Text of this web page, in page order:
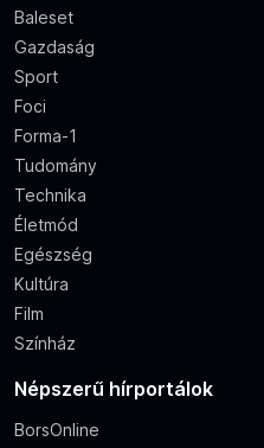
Baleset
Gazdaság
Sport
Foci
Forma-1
Tudomány
Technika
Életmód
Egészség
Kultúra
Film
Színház
Népszerű hírportálok
BorsOnline